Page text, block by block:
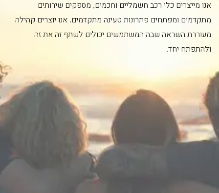
אנו מייצרים כלי רכב חשמליים וחכמים, מספקים שירותים
מתקדמים ומפתחים פתרונות טעינה מתקדמים. אנו יוצרים קהילה
מעוררת השראה שבה המשתמשים יכולים לשתף זה את זה
ולהתפתח יחד.